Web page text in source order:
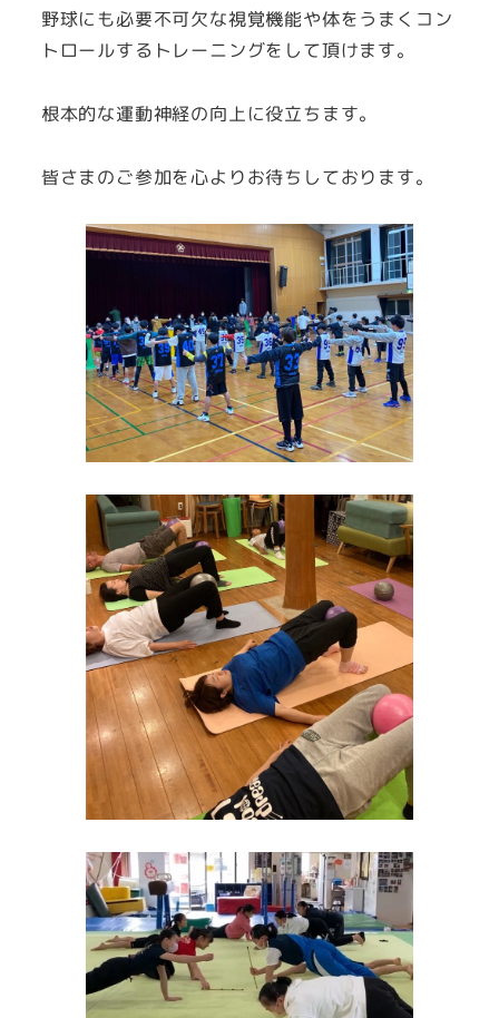
野球にも必要不可欠な視覚機能や体をうまくコン
トロールするトレーニングをして頂けます。
根本的な運動神経の向上に役立ちます。
皆さまのご参加を心よりお待ちしております。